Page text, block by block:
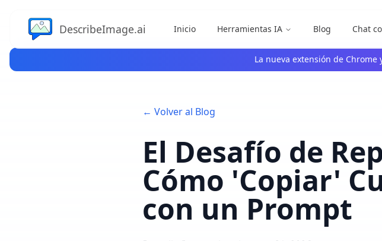
DescribeImage.ai Inicio Herramientas IA Blog Chat
La nueva extensión de Chrome
← Volver al Blog
El Desafío de
Cómo 'Copiar'
con un Prompt